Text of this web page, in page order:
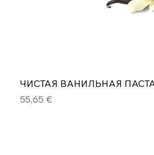
ЧИСТАЯ ВАНИЛЬНАЯ
Цена
55,65 €